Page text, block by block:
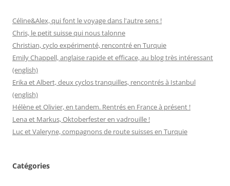
Céline&Alex, qui font le voyage dans l'autre sens !
Chris, le petit suisse qui nous talonne
Christian, cyclo expérimenté, rencontré en Turquie
Emily Chappell, anglaise rapide et efficace, au blog très intéressant
(english)
Erika et Albert, deux cyclos tranquilles, rencontrés à Istanbul
(english)
Hélène et Olivier, en tandem. Rentrés en France à présent !
Lena et Markus, Oktoberfester en vadrouille !
Luc et Valeryne, compagnons de route suisses en Turquie
Catégories